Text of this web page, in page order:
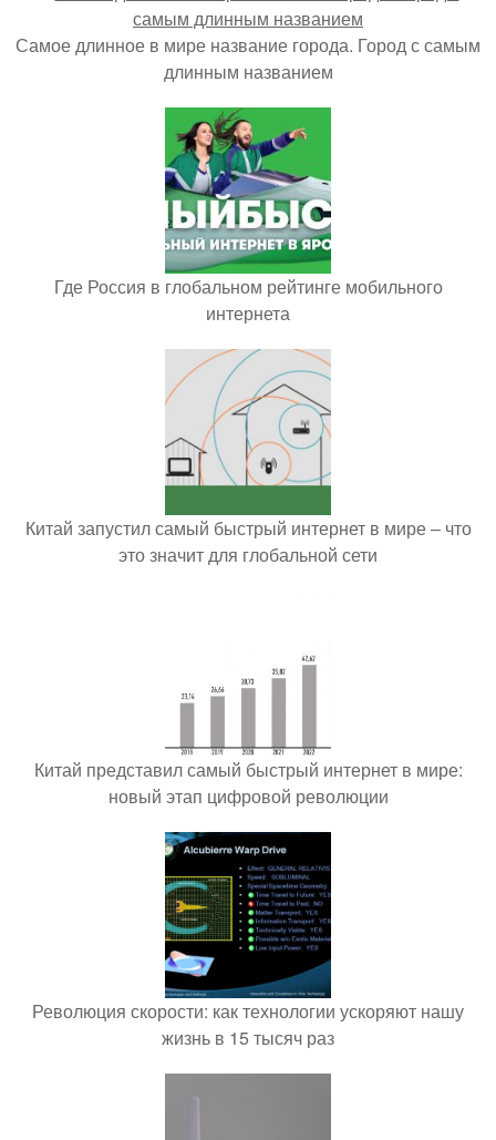
Самое длинное в мире название города. Город с самым
длинным названием
Где Россия в глобальном рейтинге мобильного
интернета
Китай запустил самый быстрый интернет в мире – что
это значит для глобальной сети
Китай представил самый быстрый интернет в мире:
новый этап цифровой революции
Революция скорости: как технологии ускоряют нашу
жизнь в 15 тысяч раз